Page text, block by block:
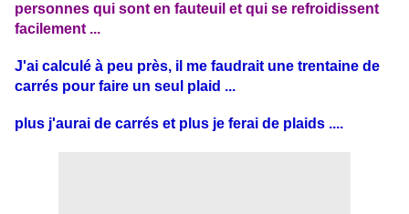
personnes qui sont en fauteuil et qui se refroidissent
facilement ...
J'ai calculé à peu près, il me faudrait une trentaine de
carrés pour faire un seul plaid ...
plus j'aurai de carrés et plus je ferai de plaids ....